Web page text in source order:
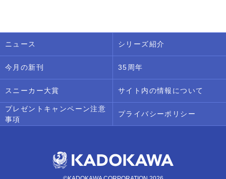
ニュース シリーズ紹介
今月の新刊 35周年
スニーカー大賞 サイト内の情報について
プレゼントキャンペーン注意
事項
プライバシーポリシー